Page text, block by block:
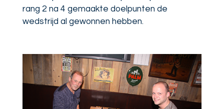
rang 2 na 4 gemaakte doelpunten de
wedstrijd al gewonnen hebben.